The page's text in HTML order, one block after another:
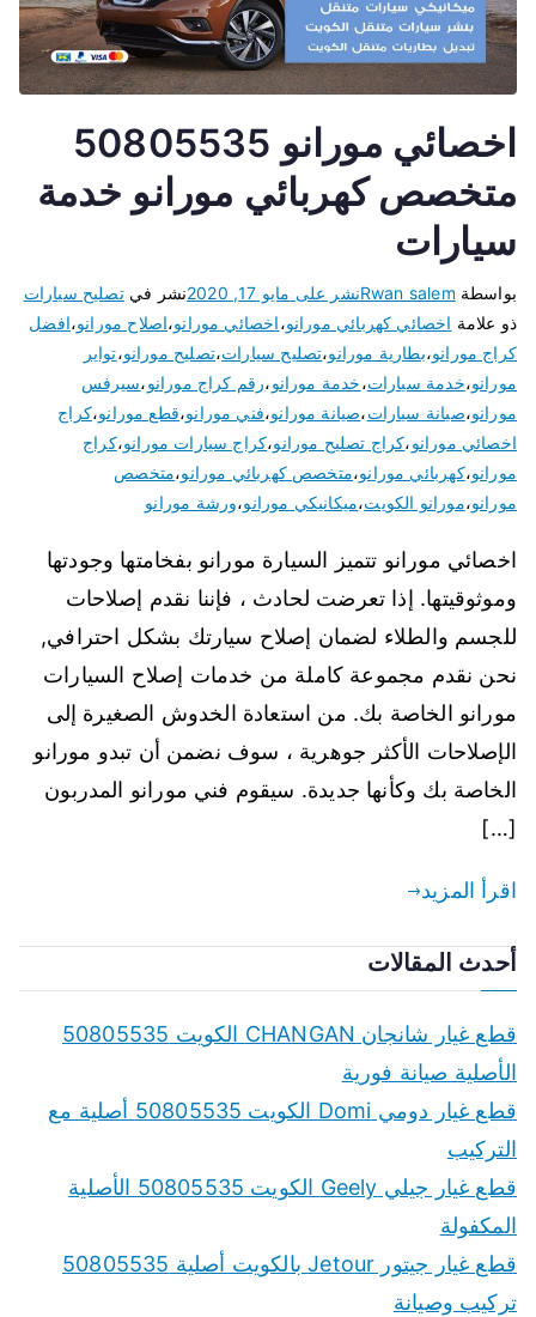
اخصائي مورانو 50805535
متخصص كهربائي مورانو خدمة
سيارات
بواسطة Rwan salemنشر على مايو 17, 2020 نشر فيتصليح سيارات
ذو علامة اخصائي كهربائي مورانو،اخصائي مورانو،اصلاح مورانو،افضل
كراج مورانو،بطارية مورانو،تصليح سيارات،تصليح مورانو،تواير
مورانو،خدمة سيارات،خدمة مورانو،رقم كراج مورانو،سيرفس
مورانو،صيانة سيارات،صيانة مورانو،فني مورانو،قطع مورانو،كراج
اخصائي مورانو،كراج تصليح مورانو،كراج سيارات مورانو،كراج
مورانو،كهربائي مورانو،متخصص كهربائي مورانو،متخصص
مورانو،مورانو الكويت،ميكانيكي مورانو،ورشة مورانو
اخصائي مورانو تتميز السيارة مورانو بفخامتها وجودتها
وموثوقيتها. إذا تعرضت لحادث ، فإننا نقدم إصلاحات
للجسم والطلاء لضمان إصلاح سيارتك بشكل احترافي,
نحن نقدم مجموعة كاملة من خدمات إصلاح السيارات
مورانو الخاصة بك. من استعادة الخدوش الصغيرة إلى
الإصلاحات الأكثر جوهرية ، سوف نضمن أن تبدو مورانو
الخاصة بك وكأنها جديدة. سيقوم فني مورانو المدربون
[…]
اقرأ المزيد
أحدث المقالات
قطع غيار شانجان CHANGAN الكويت 50805535
الأصلية صيانة فورية
قطع غيار دومي Domi الكويت 50805535 أصلية مع
التركيب
قطع غيار جيلي Geely الكويت 50805535 الأصلية
المكفولة
قطع غيار جيتور Jetour بالكويت أصلية 50805535
تركيب وصيانة